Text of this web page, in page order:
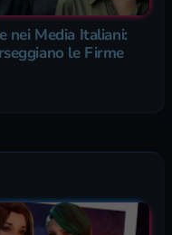
nei Media Italiani:
le Firme